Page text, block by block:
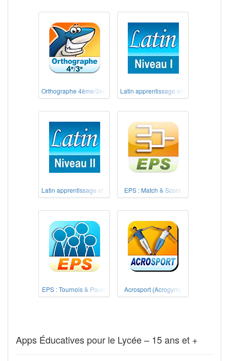
Orthographe 4ème/3ème Latin apprentissage et révision –
Latin apprentissage et révision – Niveau 2
EPS : Match & Score
EPS : Tournois & Poule Acrosport (Acrogym)
Apps Éducatives pour le Lycée – 15 ans et +